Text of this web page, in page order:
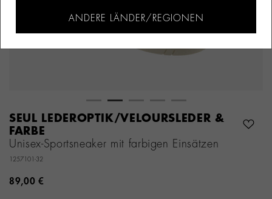
SEUL LEDEROPTIK/VELOURSLEDER &
FARBE
Unisex-Sportsneaker mit farbigen Einsätzen
1257101-32
89,00 €
ANDERE LÄNDER/REGIONEN